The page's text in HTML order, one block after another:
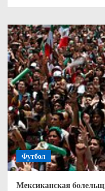
Восемь
игроков
одной
сборной
провалили
допинг-
тесты
на
ЧМ-2026
Футбол
Мексиканская